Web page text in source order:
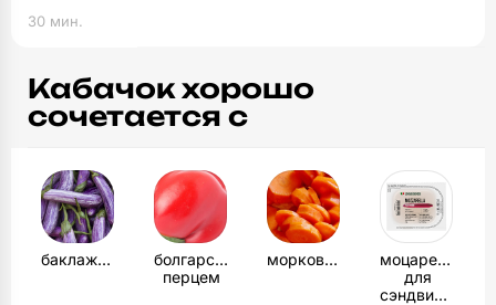
30 мин.
Кабачок хорошо
сочетается с
баклажанами
болгарским
перцем
морковью
моцареллой
для
сэндвичей